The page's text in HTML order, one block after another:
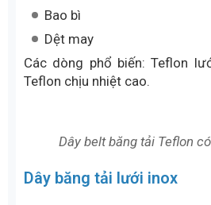
Bao bì
Dệt may
Các dòng phổ biến: Teflon
Teflon chịu nhiệt cao.